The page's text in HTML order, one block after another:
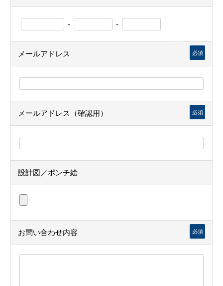
- -
メールアドレス 必須
メールアドレス（確認用） 必須
設計図／ポンチ絵
お問い合わせ内容 必須